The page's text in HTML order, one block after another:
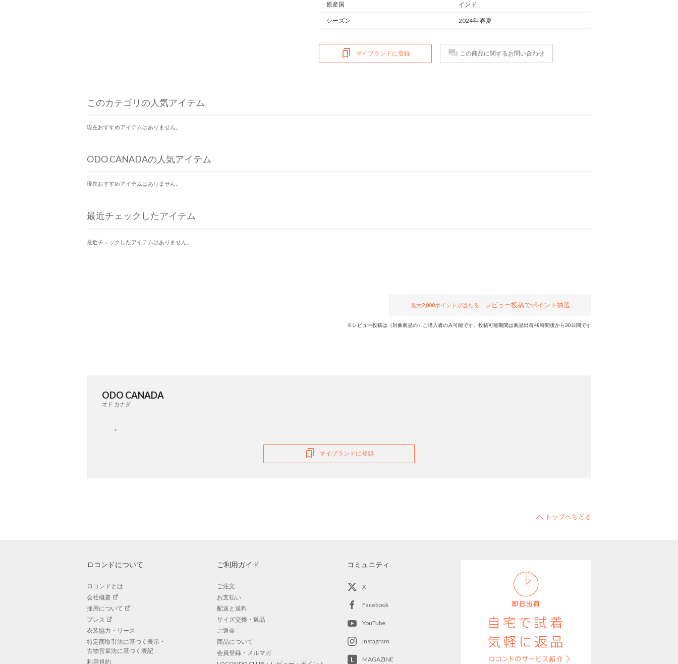
原産国 インド
シーズン 2024年 春夏
マイブランドに登録 この商品に関するお問い合わせ
このカテゴリの人気アイテム
現在おすすめアイテムはありません。
ODO CANADAの人気アイテム
現在おすすめアイテムはありません。
最近チェックしたアイテム
最近チェックしたアイテムはありません。
最大2,000ポイントが当たる！ レビュー投稿でポイント抽選
※レビュー投稿は（対象商品の）ご購入者のみ可能です。投稿可能期間は商品出荷48時間後から30日間です
ODO CANADA
オド カナダ
マイブランドに登録
ロコンドについて
ロコンドとは
会社概要
採用について
プレス
衣装協力・リース
特定商取引法に基づく表示・
古物営業法に基づく表記
利用規約
ご利用ガイド
ご注文
お支払い
配送と送料
サイズ交換・返品
ご返金
商品について
会員登録・メルマガ
コミュニティ
X
Facebook
YouTube
Instagram
MAGAZINE